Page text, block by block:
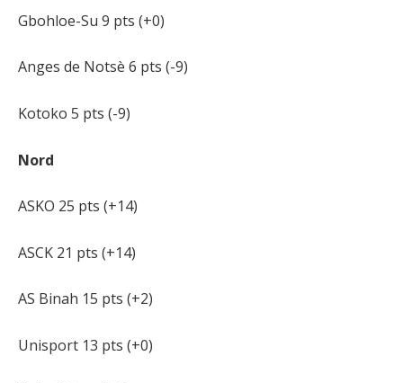
Gbohloe-Su 9 pts (+0)
Anges de Notsè 6 pts (-9)
Kotoko 5 pts (-9)
Nord
ASKO 25 pts (+14)
ASCK 21 pts (+14)
AS Binah 15 pts (+2)
Unisport 13 pts (+0)